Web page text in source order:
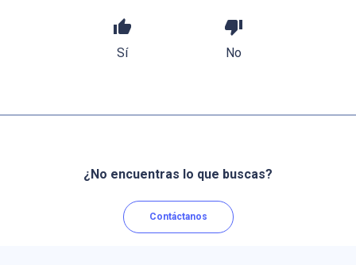
thumb_up
Sí
thumb_down
No
¿No encuentras lo que buscas?
Contáctanos